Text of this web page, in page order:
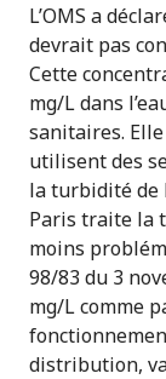
L’OMS a
devrait pas
Cette
mg/L dans
sanitaires.
utilisent des
la turbidité de
Paris traite la
moins
98/83 du 3
mg/L comme
distribution,